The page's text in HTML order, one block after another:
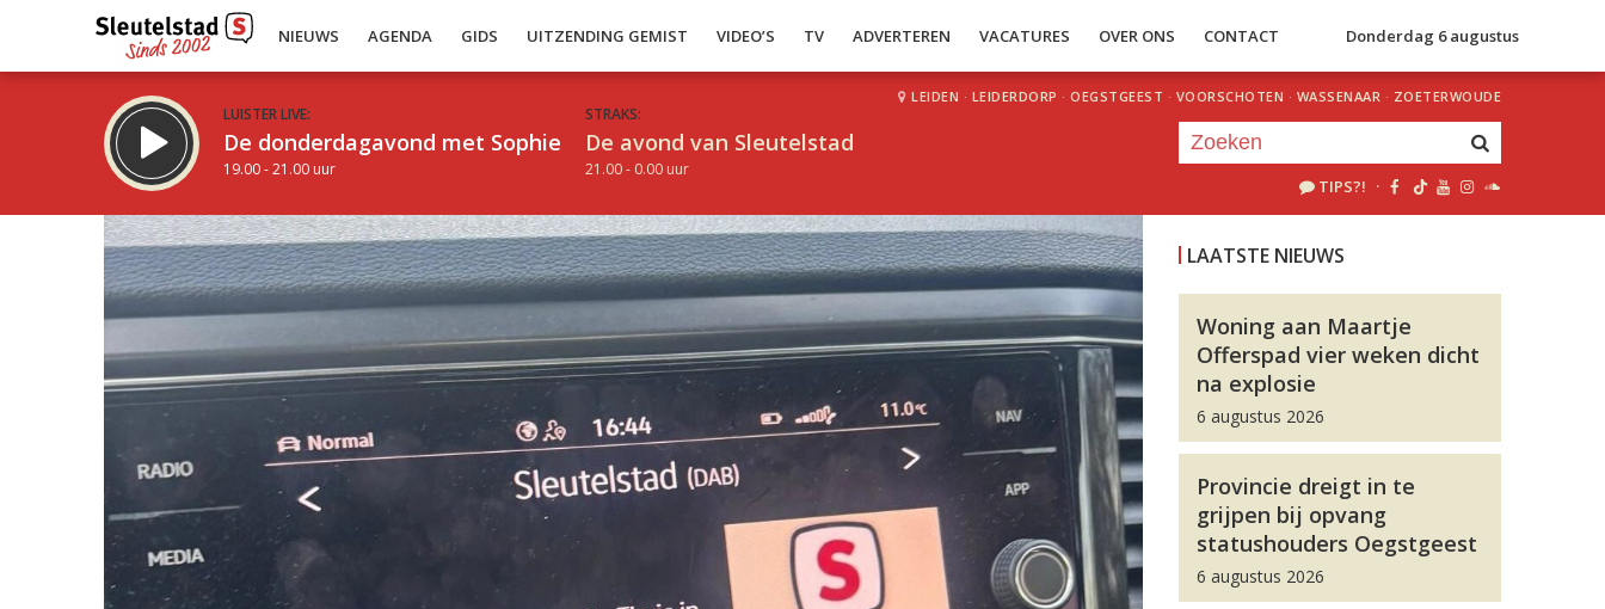
NIEUWS AGENDA GIDS UITZENDING GEMIST VIDEO’S TV ADVERTEREN VACATURES OVER ONS CONTACT Donderdag 6 augustus
LUISTER LIVE:
De donderdagavond met Sophie
19.00 - 21.00 uur
STRAKS:
De avond van Sleutelstad
21.00 - 0.00 uur
LEIDEN · LEIDERDORP · OEGSTGEEST · VOORSCHOTEN · WASSENAAR · ZOETERWOUDE
TIPS?! ·
LAATSTE NIEUWS
Woning aan Maartje
Offerspad vier weken dicht
na explosie
6 augustus 2026
Provincie dreigt in te
grijpen bij opvang
statushouders Oegstgeest
6 augustus 2026